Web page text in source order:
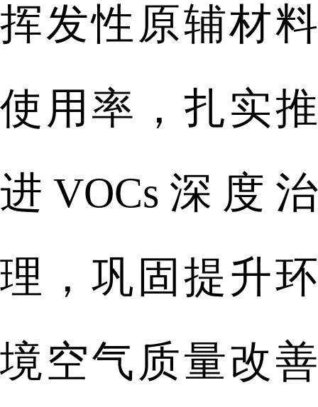
挥发性原辅材料
使用率，扎实推
进VOCs深度治
理，巩固提升环
境空气质量改善